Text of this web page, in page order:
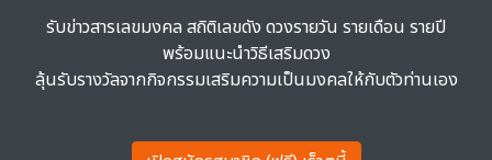
รับข่าวสารเลขมงคล สถิติเลขดัง ดวงรายวัน รายเดือน รายปี
พร้อมแนะนำวิธีเสริมดวง
ลุ้นรับรางวัลจากกิจกรรมเสริมความเป็นมงคลให้กับตัวท่านเอง